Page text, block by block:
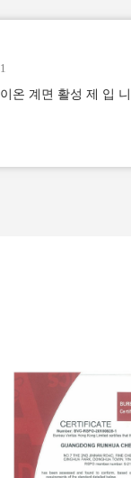
온 계면 활성 제 입